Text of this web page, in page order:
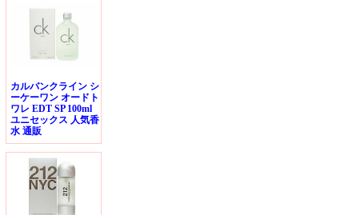
カルバンクライン シ
ーケーワン オードト
ワレ EDT SP 100ml
ユニセックス 人気香
水 通販